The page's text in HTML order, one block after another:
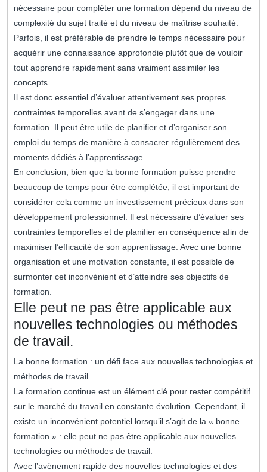
nécessaire pour compléter une formation dépend du niveau de
complexité du sujet traité et du niveau de maîtrise souhaité.
Parfois, il est préférable de prendre le temps nécessaire pour
acquérir une connaissance approfondie plutôt que de vouloir
tout apprendre rapidement sans vraiment assimiler les
concepts.
Il est donc essentiel d’évaluer attentivement ses propres
contraintes temporelles avant de s’engager dans une
formation. Il peut être utile de planifier et d’organiser son
emploi du temps de manière à consacrer régulièrement des
moments dédiés à l’apprentissage.
En conclusion, bien que la bonne formation puisse prendre
beaucoup de temps pour être complétée, il est important de
considérer cela comme un investissement précieux dans son
développement professionnel. Il est nécessaire d’évaluer ses
contraintes temporelles et de planifier en conséquence afin de
maximiser l’efficacité de son apprentissage. Avec une bonne
organisation et une motivation constante, il est possible de
surmonter cet inconvénient et d’atteindre ses objectifs de
formation.
Elle peut ne pas être applicable aux
nouvelles technologies ou méthodes
de travail.
La bonne formation : un défi face aux nouvelles technologies et
méthodes de travail
La formation continue est un élément clé pour rester compétitif
sur le marché du travail en constante évolution. Cependant, il
existe un inconvénient potentiel lorsqu’il s’agit de la « bonne
formation » : elle peut ne pas être applicable aux nouvelles
technologies ou méthodes de travail.
Avec l’avènement rapide des nouvelles technologies et des